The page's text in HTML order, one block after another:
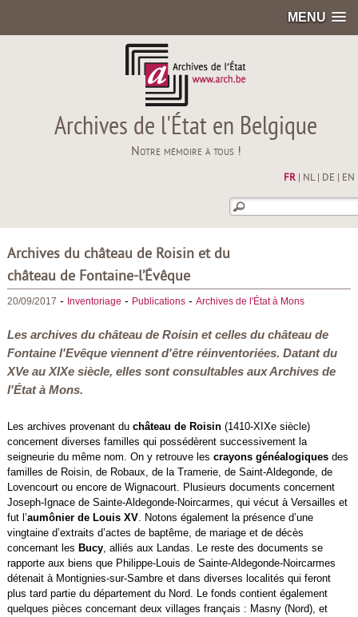
MENU
Archives de l'État en Belgique
Notre mémoire à tous !
FR| NL| DE EN
Archives du château de Roisin et du
château de Fontaine-l’Évêque
20/09/2017 - Inventoriage - Publications- Archives de l'État à Mons
Les archives du château de Roisin et celles du château de
Fontaine l'Evêque viennent d'être réinventoriées. Datant du
XVe au XIXe siècle, elles sont consultables aux Archives de
l'État à Mons.
Les archives provenant du château de Roisin(1410-XIXe siècle)
concernent diverses familles qui possédèrent successivement la
seigneurie du même nom. On y retrouve les crayons généalogiques des
familles de Roisin, de Robaux, de la Tramerie, de Saint-Aldegonde, de
Lovencourt ou encore de Wignacourt. Plusieurs documents concernent
Joseph-Ignace de Sainte-Aldegonde-Noircarmes, qui vécut à Versailles et
fut l’aumônier de Louis XV. Notons également la présence d’une
vingtaine d’extraits d’actes de baptême, de mariage et de décès
concernant les Bucy, alliés aux Landas. Le reste des documents se
rapporte aux biens que Philippe-Louis de Sainte-Aldegonde-Noircarmes
détenait à Montignies-sur-Sambre et dans diverses localités qui feront
plus tard partie du département du Nord. Le fonds contient également
quelques pièces concernant deux villages français : Masny (Nord), et